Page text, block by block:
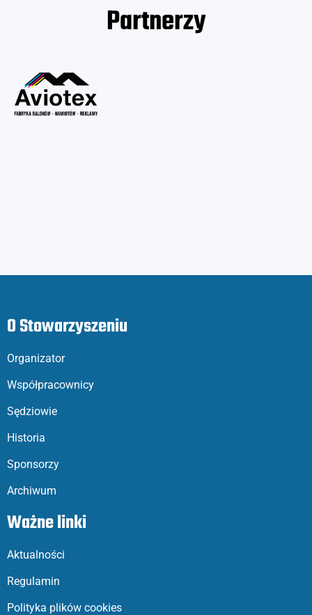
Partnerzy
O Stowarzyszeniu
Organizator
Współpracownicy
Sędziowie
Historia
Sponsorzy
Archiwum
Ważne linki
Aktualności
Regulamin
Polityka plików cookies